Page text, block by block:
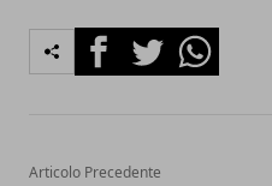
FacebookTwitterWhatsapp
Articolo Precedente